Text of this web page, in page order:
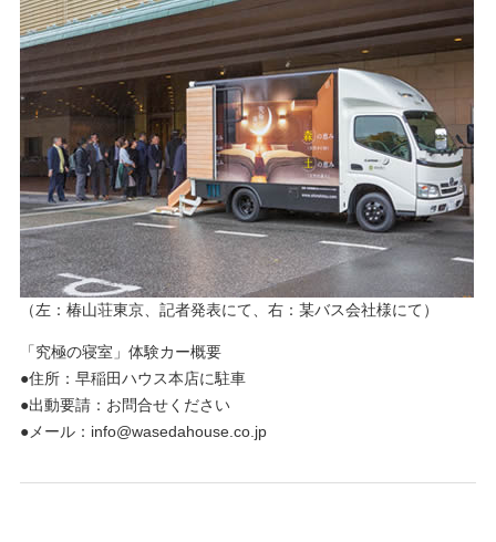
（左：椿山荘東京、記者発表にて、右：某バス会社様にて）
「究極の寝室」体験カー概要
●住所：早稲田ハウス本店に駐車
●出動要請：お問合せください
●メール：info@wasedahouse.co.jp